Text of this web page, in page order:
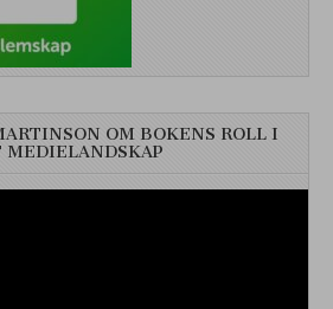
OM BOKENS ROLL I
MEDIELANDSKAP